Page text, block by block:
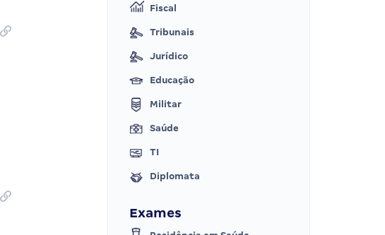
Fiscal
Tribunais
Jurídico
Educação
Militar
Saúde
TI
Diplomata
Exames